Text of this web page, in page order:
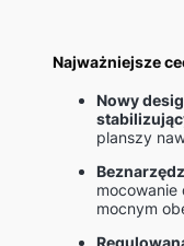
Najważniejsze
Nowy
planszy
mocowanie
mocnym